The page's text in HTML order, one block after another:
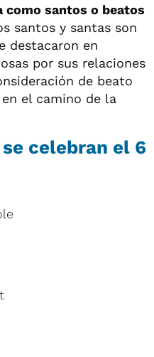
como santos o beatos
santos y santas son
destacaron en
por sus relaciones
de beato
el camino de la
celebran el 6